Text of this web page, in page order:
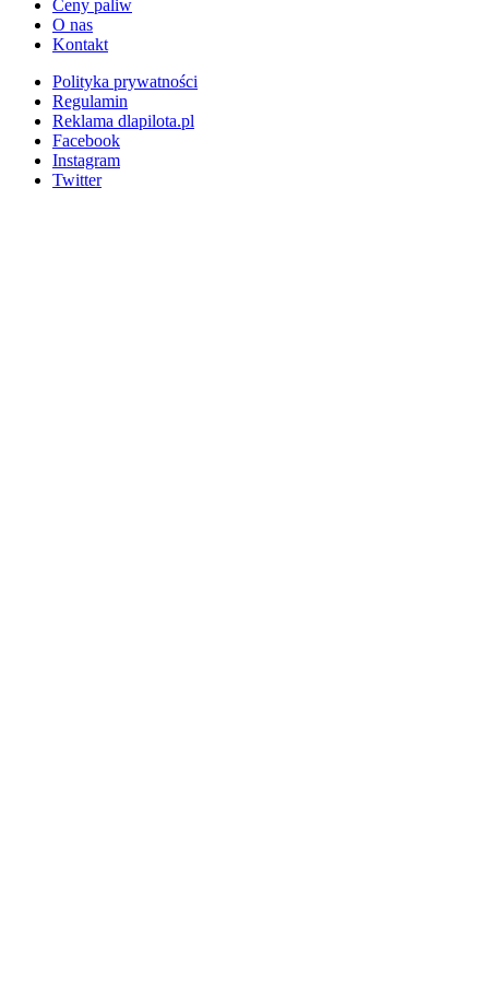
Ceny paliw
O nas
Kontakt
Polityka prywatności
Regulamin
Reklama dlapilota.pl
Facebook
Instagram
Twitter